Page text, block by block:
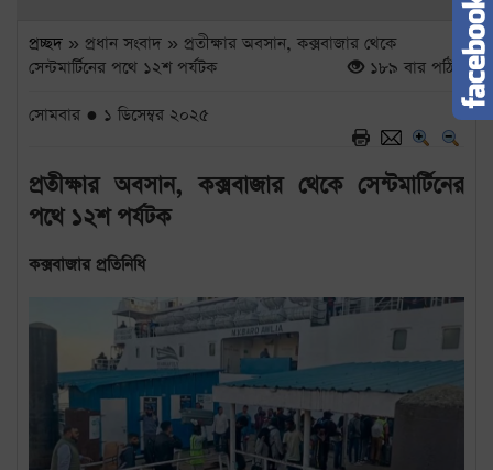
প্রচ্ছদ » প্রধান সংবাদ » প্রতীক্ষার অবসান, কক্সবাজার থেকে
সেন্টমার্টিনের পথে ১২শ পর্যটক
১৮৯ বার পঠিত
সোমবার ● ১ ডিসেম্বর ২০২৫
প্রতীক্ষার অবসান, কক্সবাজার থেকে সেন্টমার্টিনের
পথে ১২শ পর্যটক
কক্সবাজার প্রতিনিধি